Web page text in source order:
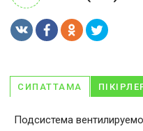
СИПАТТАМА
Подсистема